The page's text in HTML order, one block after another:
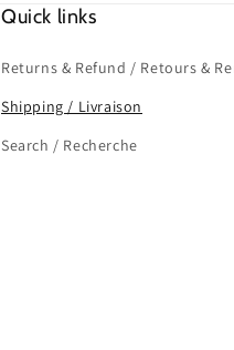
Quick links
Returns & Refund / Retours &
Shipping / Livraison
Search / Recherche